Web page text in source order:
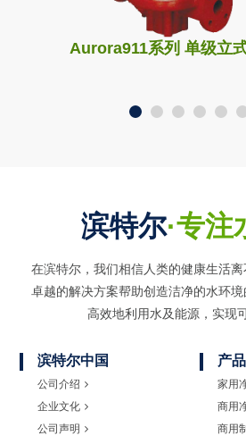
Aurora911系列 单级立
滨特尔·专注
在滨特尔，我们相信人类的健康生活
卓越的解决方案帮助创造洁净的水环
高效地利用水及能源，实现
滨特尔中国
公司介绍
企业文化
公司声明
产品
家用
商用
商用